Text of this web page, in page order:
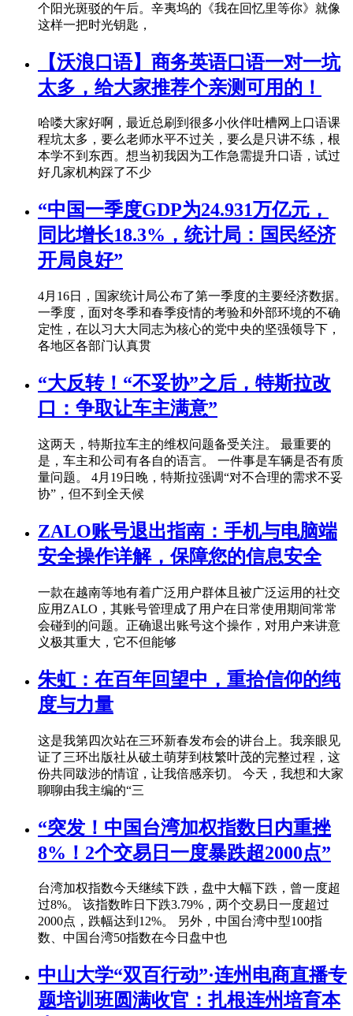
个阳光斑驳的午后。辛夷坞的《我在回忆里等你》就像
这样一把时光钥匙，
【沃浪口语】商务英语口语一对一坑
太多，给大家推荐个亲测可用的！
哈喽大家好啊，最近总刷到很多小伙伴吐槽网上口语课
程坑太多，要么老师水平不过关，要么是只讲不练，根
本学不到东西。想当初我因为工作急需提升口语，试过
好几家机构踩了不少
“中国一季度GDP为24.931万亿元，
同比增长18.3%，统计局：国民经济
开局良好”
4月16日，国家统计局公布了第一季度的主要经济数据。
一季度，面对冬季和春季疫情的考验和外部环境的不确
定性，在以习大大同志为核心的党中央的坚强领导下，
各地区各部门认真贯
“大反转！“不妥协”之后，特斯拉改
口：争取让车主满意”
这两天，特斯拉车主的维权问题备受关注。 最重要的
是，车主和公司有各自的语言。 一件事是车辆是否有质
量问题。 4月19日晚，特斯拉强调“对不合理的需求不妥
协”，但不到全天候
ZALO账号退出指南：手机与电脑端
安全操作详解，保障您的信息安全
一款在越南等地有着广泛用户群体且被广泛运用的社交
应用ZALO，其账号管理成了用户在日常使用期间常常
会碰到的问题。正确退出账号这个操作，对用户来讲意
义极其重大，它不但能够
朱虹：在百年回望中，重拾信仰的纯
度与力量
这是我第四次站在三环新春发布会的讲台上。我亲眼见
证了三环出版社从破土萌芽到枝繁叶茂的完整过程，这
份共同跋涉的情谊，让我倍感亲切。 今天，我想和大家
聊聊由我主编的“三
“突发！中国台湾加权指数日内重挫
8%！2个交易日一度暴跌超2000点”
台湾加权指数今天继续下跌，盘中大幅下跌，曾一度超
过8%。 该指数昨日下跌3.79%，两个交易日一度超过
2000点，跌幅达到12%。 另外，中国台湾中型100指
数、中国台湾50指数在今日盘中也
中山大学“双百行动”·连州电商直播专
题培训班圆满收官：扎根连州培育本